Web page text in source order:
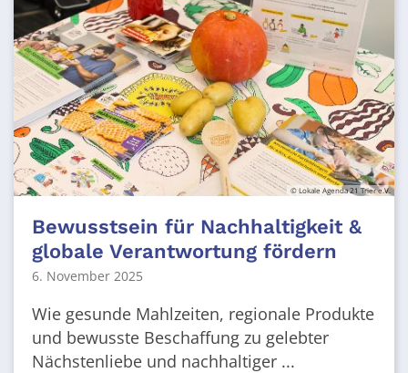
© Lokale Agenda 21 Trier e.V.
Bewusstsein für Nachhaltigkeit &
globale Verantwortung fördern
6. November 2025
Wie gesunde Mahlzeiten, regionale Produkte
und bewusste Beschaffung zu gelebter
Nächstenliebe und nachhaltiger ...